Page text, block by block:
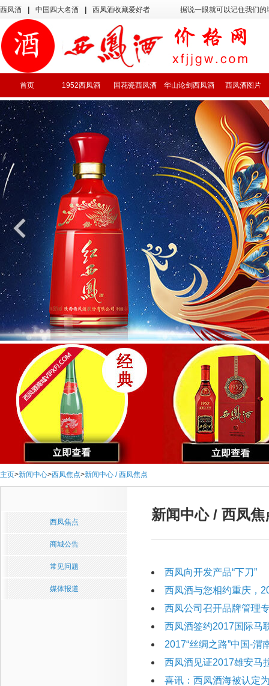
西凤酒 中国四大名酒 西凤酒收藏爱好者 据说一眼就可以记住我们
首页 1952西凤酒 国花瓷西凤酒 华山论剑西凤酒 西凤酒图片
主页>新闻中心>西凤焦点>新闻中心 / 西凤焦点
西凤焦点
商城公告
常见问题
媒体报道
新闻中心 / 西凤焦
西凤向开发产品“下刀”
西凤酒与您相约重庆，
西凤公司召开品牌管理
西凤酒签约2017国际马
2017“丝绸之路”中国-
西凤酒见证2017雄安马
喜讯：西凤酒海被认定